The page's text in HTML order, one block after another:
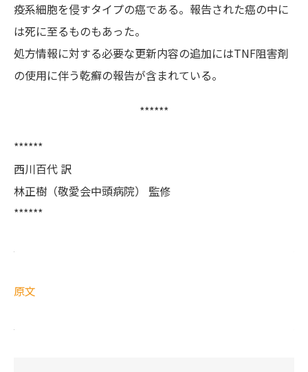
疫系細胞を侵すタイプの癌である。報告された癌の中に
は死に至るものもあった。
処方情報に対する必要な更新内容の追加にはTNF阻害剤
の使用に伴う乾癬の報告が含まれている。
******
******
西川百代 訳
林正樹（敬愛会中頭病院） 監修
******
原文